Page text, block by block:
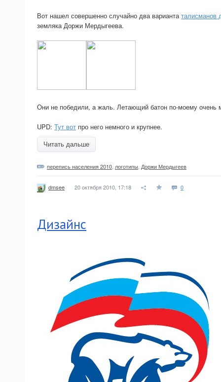
Вот нашел совершенно случайно два вариантаталисманов
земляка Доржи Мердыгеева.
Они не победили, а жаль. Летающий батон по-моему очень
UPD: Тут вот про него немного и крупнее.
Читать дальше
перепись населения 2010 логотипы Доржи Мердыгеев
dmsee 20 октября 2010, 17:18 0
Дизайнс